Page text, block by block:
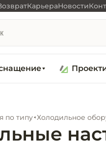
КарьераНовости
по типу Холодильное